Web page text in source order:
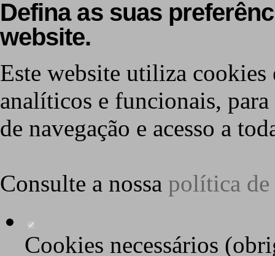
Defina as suas
website.
Este website utiliza cookies
analíticos e funcionais,
de navegação e acesso a
Consulte a nossa política de
Cookies necessários